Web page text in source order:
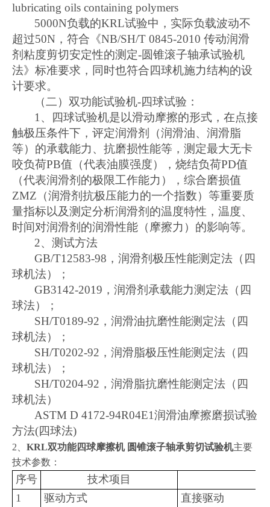
lubricating oils containing polymers
5000N负载的KRL试验中，实际负载波动不
超过50N ，符合《NB/SH/T 0845-2010 传动润滑
剂粘度剪切安定性的测定-圆锥滚子轴承试验机
法》标准要求，同时也符合四球机施力结构的设
计要求。
（二）双功能试验机-四球试验：
1 、 四球试验机是以滑动摩擦的形式，在点接
触极压条件下，评定润滑剂（润滑油、润滑脂
等）的承载能力、抗磨损性能等，测定最大无卡
咬负荷PB值（代表油膜强度），烧结负荷PD值
（代表润滑剂的极限工作能力），综合磨损值
ZMZ （润滑剂抗极压能力的一个指数）等重要质
量指标以及测定分析润滑剂的温度特性，温度、
时间对润滑剂的润滑性能（摩擦力）的影响等。
2、测试方法
GB/T12583-98 ，润滑剂极压性能测定法（四
球机法）；
GB3142-2019 ，润滑剂承载能力测定法（四
球法）；
SH/T0189-92 ，润滑油抗磨性能测定法（四
球机法）；
SH/T0202-92 ，润滑脂极压性能测定法（四
球机法）；
SH/T0204-92 ，润滑脂抗磨性能测定法（四
球机法）
ASTM D 4172-94R04E1润滑油摩擦磨损试验
方法(四球法)
2、 KRL双功能四球摩擦机 圆锥滚子轴承剪切试验机主要
技术参数：
序号 技术项目
1
驱动方式
直接驱动